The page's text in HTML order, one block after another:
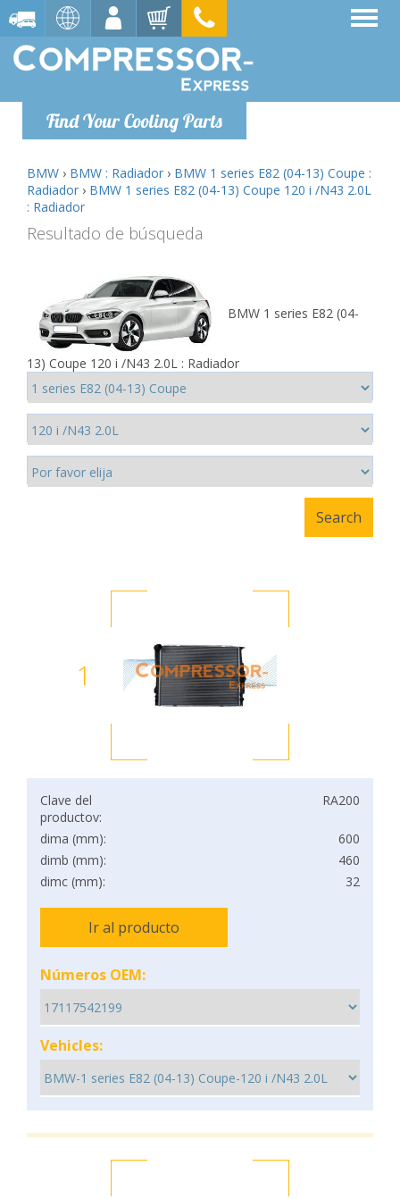
Find Your Cooling Parts
BMW › BMW : Radiador › BMW 1 series E82 (04-13) Coupe :
Radiador › BMW 1 series E82 (04-13) Coupe 120 i /N43 2.0L
: Radiador
Resultado de búsqueda
BMW 1 series E82 (04-
13) Coupe 120 i /N43 2.0L : Radiador
1
Clave del
productov:
RA200
dima (mm):
600
dimb (mm):
460
dimc (mm):
32
Ir al producto
Números OEM:
Vehicles: